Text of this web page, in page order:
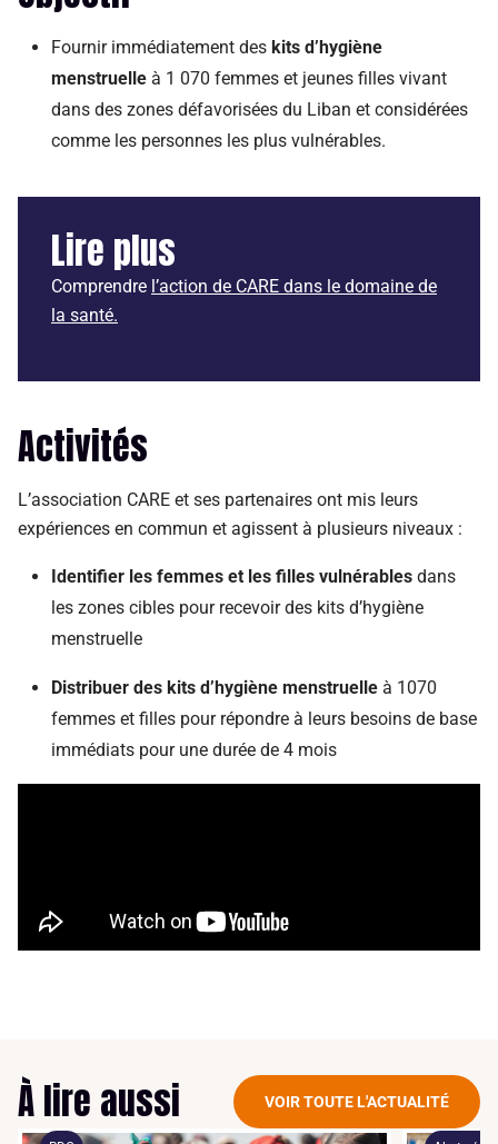
Fournir immédiatement des kits d’hygiène
menstruelle à 1 070 femmes et jeunes filles vivant
dans des zones défavorisées du Liban et considérées
comme les personnes les plus vulnérables.
Lire plus
Comprendre l’action de CARE dans le domaine de
la santé.
Activités
L’association CARE et ses partenaires ont mis leurs
expériences en commun et agissent à plusieurs niveaux :
Identifier les femmes et les filles vulnérables dans
les zones cibles pour recevoir des kits d’hygiène
menstruelle
Distribuer des kits d’hygiène menstruelle à 1070
femmes et filles pour répondre à leurs besoins de base
immédiats pour une durée de 4 mois
À lire aussi VOIR TOUTE L'ACTUALITÉ